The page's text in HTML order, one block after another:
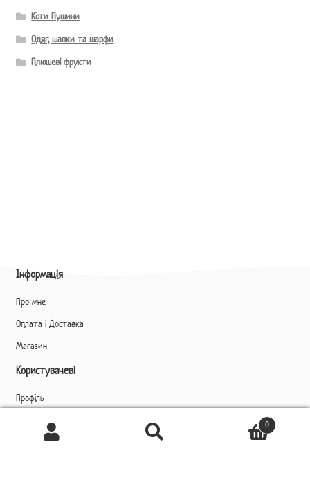
Коти Пушини
Одяг, шапки та шарфи
Плюшеві фрукти
Інформація
Про мне
Оплата і Доставка
Магазин
Користувачеві
Профіль
Ukrainian
Контакти
Шукати
0